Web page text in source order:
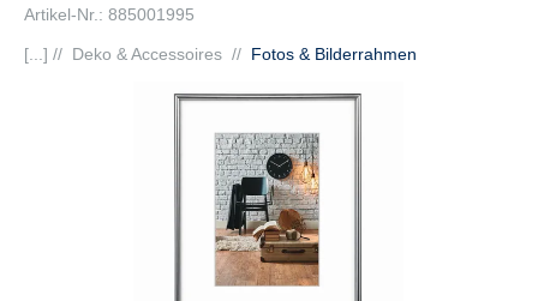
Artikel-Nr.: 885001995
[...] // Deko & Accessoires // Fotos & Bilderrahmen